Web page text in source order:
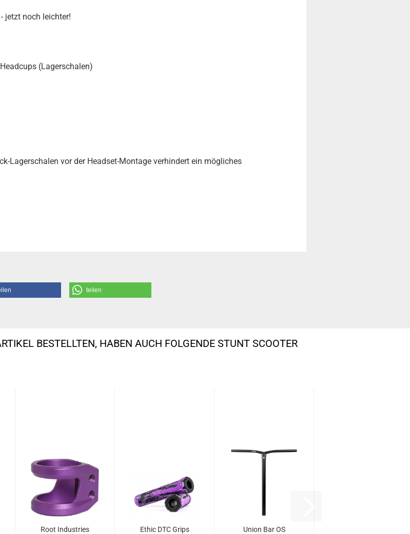
jetzt noch leichter!
(Lagerschalen)
Lagerschalen vor der Headset-Montage verhindert ein mögliches
teilen
BESTELLTEN, HABEN AUCH FOLGENDE STUNT SCOOTER
Root Industries
Ethic DTC Grips
Union Bar OS